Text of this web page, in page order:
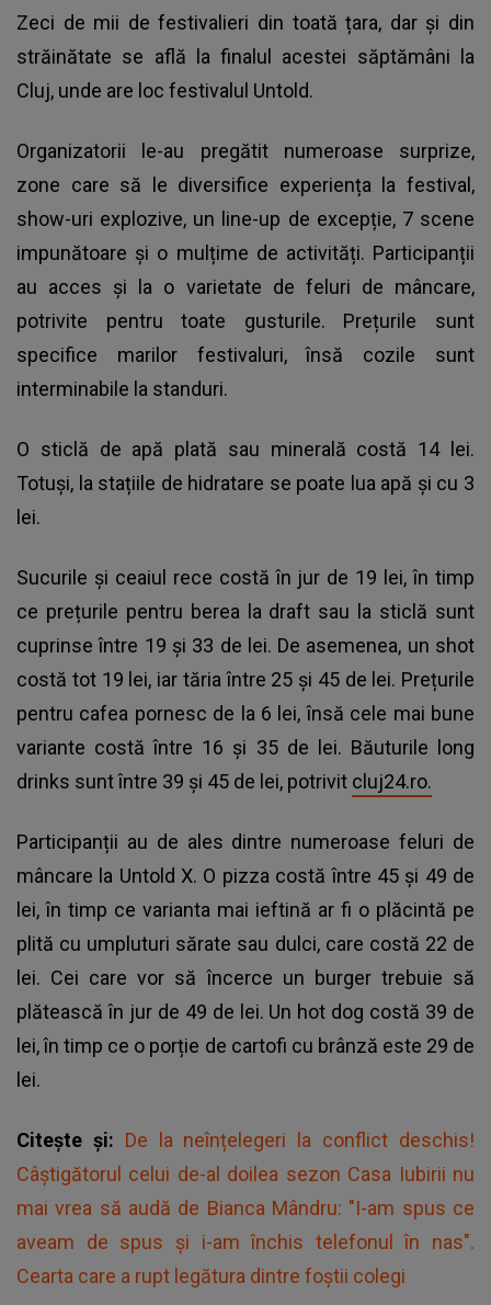
Zeci de mii de festivalieri din toată țara, dar și din
străinătate se află la finalul acestei săptămâni la
Cluj, unde are loc festivalul Untold.
Organizatorii le-au pregătit numeroase surprize,
zone care să le diversifice experiența la festival,
show-uri explozive, un line-up de excepție, 7 scene
impunătoare și o mulțime de activități. Participanții
au acces și la o varietate de feluri de mâncare,
potrivite pentru toate gusturile. Prețurile sunt
specifice marilor festivaluri, însă cozile sunt
interminabile la standuri.
O sticlă de apă plată sau minerală costă 14 lei.
Totuși, la stațiile de hidratare se poate lua apă și cu 3
lei.
Sucurile și ceaiul rece costă în jur de 19 lei, în timp
ce prețurile pentru berea la draft sau la sticlă sunt
cuprinse între 19 și 33 de lei. De asemenea, un shot
costă tot 19 lei, iar tăria între 25 și 45 de lei. Prețurile
pentru cafea pornesc de la 6 lei, însă cele mai bune
variante costă între 16 și 35 de lei. Băuturile long
drinks sunt între 39 și 45 de lei, potrivit cluj24.ro.
Participanții au de ales dintre numeroase feluri de
mâncare la Untold X. O pizza costă între 45 și 49 de
lei, în timp ce varianta mai ieftină ar fi o plăcintă pe
plită cu umpluturi sărate sau dulci, care costă 22 de
lei. Cei care vor să încerce un burger trebuie să
plătească în jur de 49 de lei. Un hot dog costă 39 de
lei, în timp ce o porție de cartofi cu brânză este 29 de
lei.
Citește și: De la neînțelegeri la conflict deschis!
Câștigătorul celui de-al doilea sezon Casa Iubirii nu
mai vrea să audă de Bianca Mândru: "I-am spus ce
aveam de spus și i-am închis telefonul în nas".
Cearta care a rupt legătura dintre foștii colegi